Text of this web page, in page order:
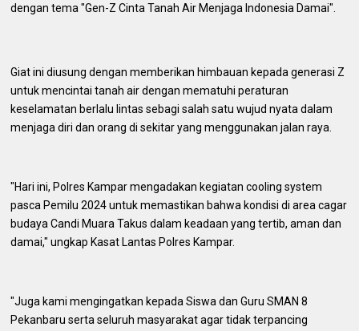
dengan tema "Gen-Z Cinta Tanah Air Menjaga Indonesia Damai".
Giat ini diusung dengan memberikan himbauan kepada generasi Z
untuk mencintai tanah air dengan mematuhi peraturan
keselamatan berlalu lintas sebagi salah satu wujud nyata dalam
menjaga diri dan orang di sekitar yang menggunakan jalan raya.
"Hari ini, Polres Kampar mengadakan kegiatan cooling system
pasca Pemilu 2024 untuk memastikan bahwa kondisi di area cagar
budaya Candi Muara Takus dalam keadaan yang tertib, aman dan
damai," ungkap Kasat Lantas Polres Kampar.
"Juga kami mengingatkan kepada Siswa dan Guru SMAN 8
Pekanbaru serta seluruh masyarakat agar tidak terpancing